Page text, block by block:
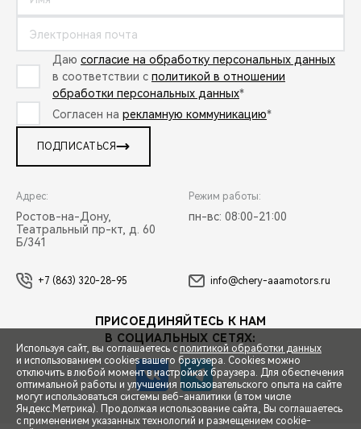
СПЕЦПРЕДЛОЖЕНИЯ
Даю согласие на обработку персональных данных
в соответствии с политикой в отношении
обработки персональных данных*
Согласен на рекламную коммуникацию*
ПОДПИСАТЬСЯ
Адрес:
Ростов-на-Дону,
Театральный пр-кт, д. 60
Б/341
Режим работы:
пн-вс: 08:00-21:00
+7 (863) 320-28-95 info@chery-aaamotors.ru
ПРИСОЕДИНЯЙТЕСЬ К НАМ
В СОЦИАЛЬНЫХ СЕТЯХ:
Используя сайт, вы соглашаетесь с политикой обработки данных
и использованием cookies вашего браузера. Cookies можно
отключить в любой момент в настройках браузера. Для обеспечения
оптимальной работы и улучшения пользовательского опыта на сайте
могут использоваться системы веб-аналитики (в том числе
Яндекс.Метрика). Продолжая использование сайта, Вы соглашаетесь
с применением указанных технологий и размещением cookie-